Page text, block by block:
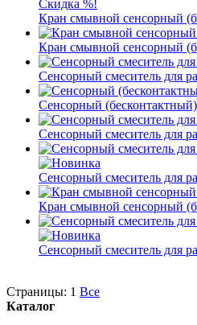
Скидка %!
Кран смывной сенсорный
Кран смывной сенсорный
Сенсорный смеситель для
Сенсорный
Сенсорный смеситель для
Сенсорный смеситель для
Кран смывной сенсорный
Сенсорный смеситель для
Страницы: 1 Все
Каталог